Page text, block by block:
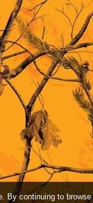
By continuing to